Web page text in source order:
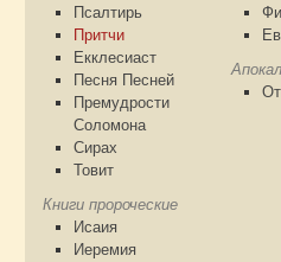
Псалтирь
Притчи
Екклесиаст
Песня Песней
Премудрости
Соломона
Сирах
Товит
Книги пророческие
Исаия
Иеремия